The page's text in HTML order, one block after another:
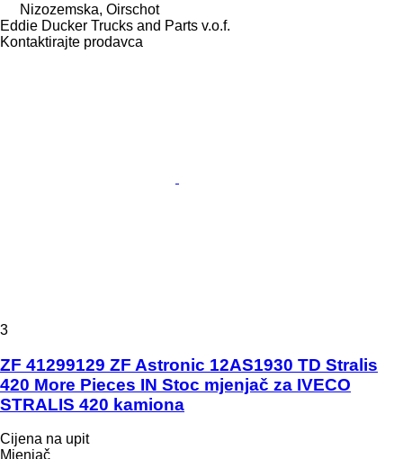
Nizozemska, Oirschot
Eddie Ducker Trucks and Parts v.o.f.
Kontaktirajte prodavca
3
ZF 41299129 ZF Astronic 12AS1930 TD Stralis
420 More Pieces IN Stoc mjenjač za IVECO
STRALIS 420 kamiona
Cijena na upit
Mjenjač